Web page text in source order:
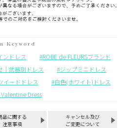
ンドレス
ROBE de FLEURSブランド
｜武器別ドレス
ジップミニドレス
イードドレス
白色(ホワイト)ドレス
Dress
品に関する
注意事項
キャンセル及び
ご変更について